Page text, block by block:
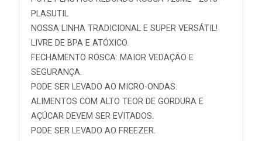
PLASUTIL
NOSSA LINHA TRADICIONAL E SUPER VERSÁTIL!
LIVRE DE BPA E ATÓXICO.
FECHAMENTO ROSCA: MAIOR VEDAÇÃO E
SEGURANÇA.
PODE SER LEVADO AO MICRO-ONDAS.
ALIMENTOS COM ALTO TEOR DE GORDURA E
AÇÚCAR DEVEM SER EVITADOS.
PODE SER LEVADO AO FREEZER.